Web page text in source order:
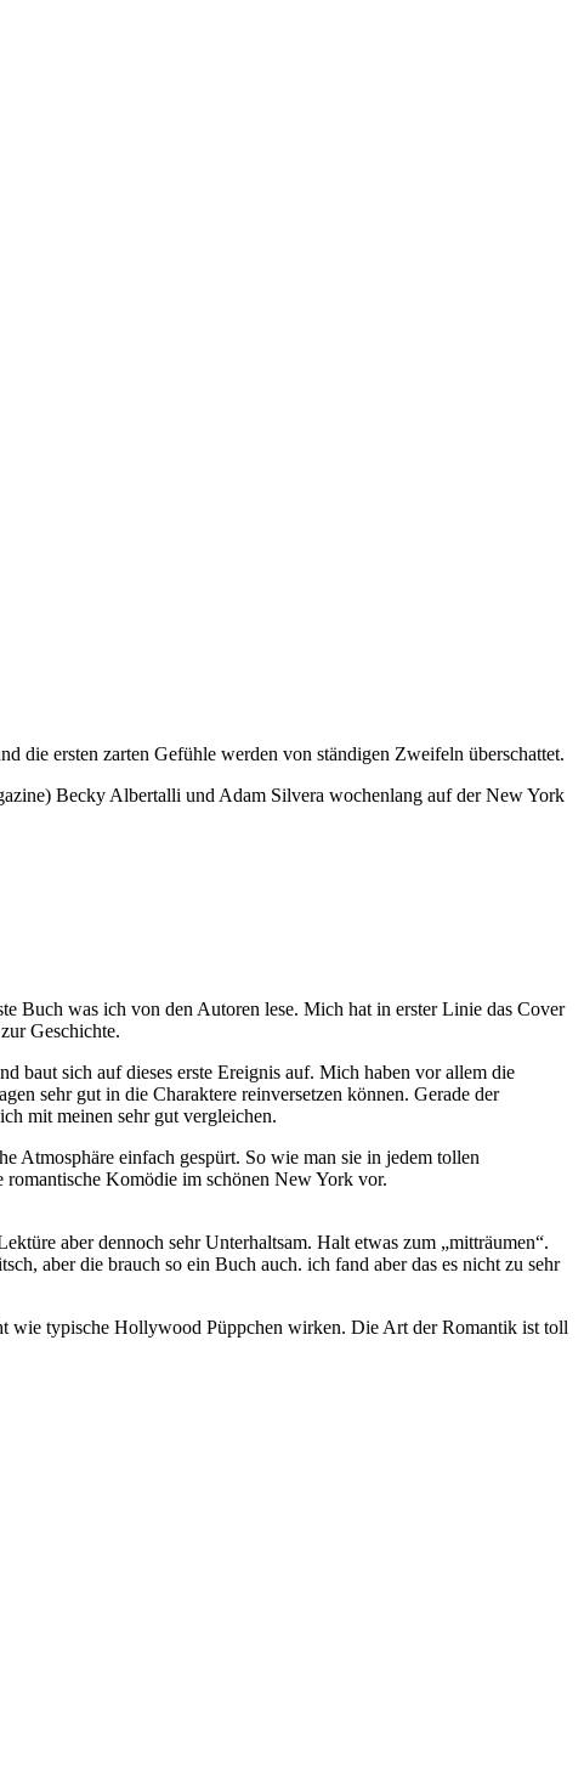
die ersten zarten Gefühle werden von ständigen Zweifeln überschattet.
Becky Albertalli und Adam Silvera wochenlang auf der New York
Buch was ich von den Autoren lese. Mich hat in erster Linie das Cover
Geschichte.
baut sich auf dieses erste Ereignis auf. Mich haben vor allem die
sehr gut in die Charaktere reinversetzen können. Gerade der
mit meinen sehr gut vergleichen.
Atmosphäre einfach gespürt. So wie man sie in jedem tollen
Komödie im schönen New York vor.
aber dennoch sehr Unterhaltsam. Halt etwas zum „mitträumen“.
aber die brauch so ein Buch auch. ich fand aber das es nicht zu sehr
wie typische Hollywood Püppchen wirken. Die Art der Romantik ist toll